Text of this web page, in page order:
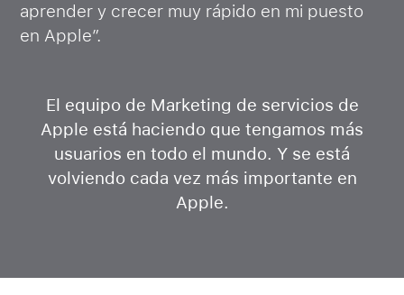
aprender y crecer muy rápido en mi puesto
en Apple”.
El equipo de Marketing de servicios de
Apple está haciendo que tengamos más
usuarios en todo el mundo. Y se está
volviendo cada vez más importante en
Apple.